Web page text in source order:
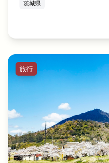
茨城県
旅行